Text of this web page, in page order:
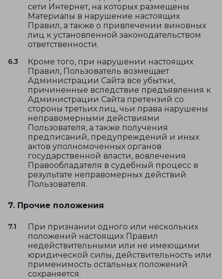
сети Интернет, на которых размещены
Материалы в нарушение настоящих
Правил, а также о привлечении виновных
лиц к установленной законодательством
ответственности.
6.3
Кроме того, при нарушении настоящих
Правил, Пользователь возмещает
Администрации Сайта все убытки,
причиненные вследствие предъявления к
Администрации Сайта претензий со
стороны третьих лиц, чьи права нарушены
неправомерными действиями
Пользователя, а также получения
предписаний, предупреждений и иных
актов уполномоченных органов
государственной власти, вовлечения
Правообладателя в судебный процесс в
результате неправомерных действий
Пользователя.
7. Прочие положения
7.1
При признании одного или нескольких
положений настоящих Правил
недействительными или не имеющими
юридической силы, действительность или
применимость остальных положений
сохраняется.